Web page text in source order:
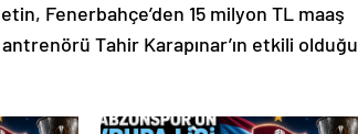
Fenerbahçe’den 15 milyon TL maaş
Tahir Karapınar’ın etkili olduğu